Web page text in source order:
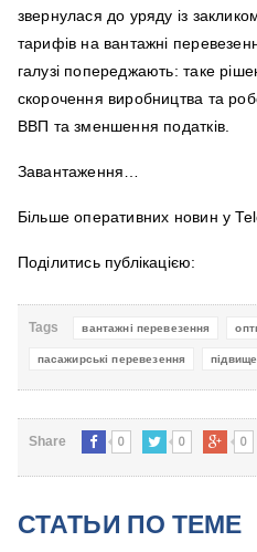
звернулася до уряду із
тарифів на вантажні
галузі попереджають: таке
скорочення виробництва та
ВВП та зменшення податків.
Завантаження…
Більше оперативних новин у
Поділитись публікацією:
Tags вантажні перевезення
пасажирські перевезення
Share 0 0 0
СТАТЬИ ПО ТЕМЕ